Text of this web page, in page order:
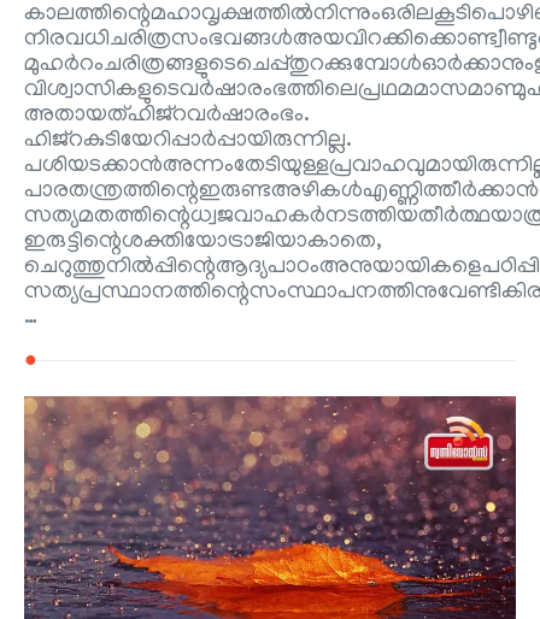
അതായത്ഹിജ്‌റവർഷാരംഭം.
ഹിജ്‌റകുടിയേറിപ്പാർപ്പായിരുന്നില്ല.
ഇരുട്ടിന്റെശക്തിയോട്രാജിയാകാതെ,
…
●